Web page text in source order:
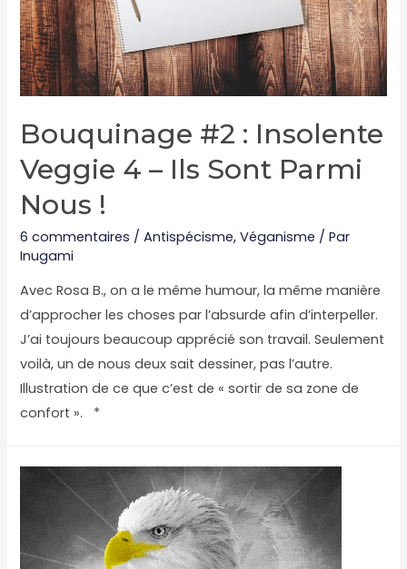
Bouquinage #2 : Insolente
Veggie 4 – Ils Sont Parmi
Nous !
6 commentaires /Antispécisme,Véganisme / Par
Inugami
Avec Rosa B., on a le même humour, la même manière
d’approcher les choses par l’absurde afin d’interpeller.
J’ai toujours beaucoup apprécié son travail. Seulement
voilà, un de nous deux sait dessiner, pas l’autre.
Illustration de ce que c’est de « sortir de sa zone de
confort ». *